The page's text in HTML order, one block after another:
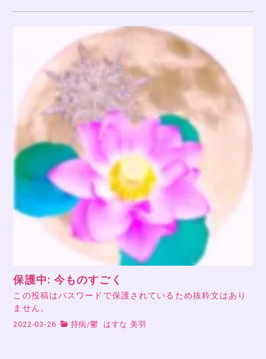
保護中: 今ものすごく
この投稿はパスワードで保護されているため抜粋文はあり
ません。
2022-03-26 持病/鬱 はすな 美羽